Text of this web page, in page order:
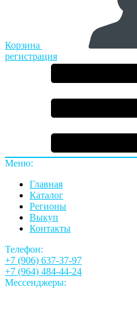
Корзина
регистрация
Меню:
Главная
Каталог
Регионы
Выкуп
Контакты
Телефон:
+7 (906) 637-37-97
+7 (964) 484-44-24
Мессенджеры: